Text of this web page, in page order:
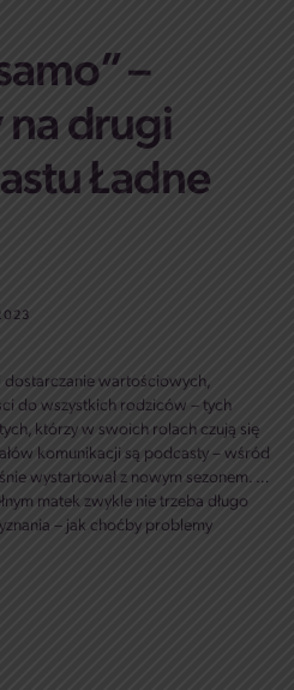
–
na drugi
Ładne
dostarczanie wartościowych,
do wszystkich rodziców – tych
którzy w swoich rolach czują się
komunikacji są podcasty – wśród
wystartował z nowym sezonem. …
matek zwykle nie trzeba długo
– jak choćby problemy